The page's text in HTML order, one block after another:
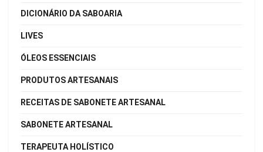
DICIONÁRIO DA SABOARIA
LIVES
ÓLEOS ESSENCIAIS
PRODUTOS ARTESANAIS
RECEITAS DE SABONETE ARTESANAL
SABONETE ARTESANAL
TERAPEUTA HOLÍSTICO